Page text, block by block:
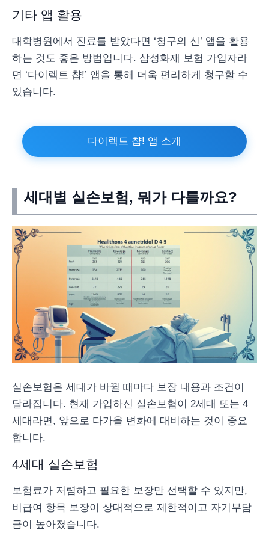
기타 앱 활용
대학병원에서 진료를 받았다면 ‘청구의 신’ 앱을 활용
하는 것도 좋은 방법입니다. 삼성화재 보험 가입자라
면 ‘다이렉트 챱!’ 앱을 통해 더욱 편리하게 청구할 수
있습니다.
다이렉트 챱! 앱 소개
세대별 실손보험, 뭐가 다를까요?
실손보험은 세대가 바뀔 때마다 보장 내용과 조건이
달라집니다. 현재 가입하신 실손보험이 2세대 또는 4
세대라면, 앞으로 다가올 변화에 대비하는 것이 중요
합니다.
4세대 실손보험
보험료가 저렴하고 필요한 보장만 선택할 수 있지만,
비급여 항목 보장이 상대적으로 제한적이고 자기부담
금이 높아졌습니다.